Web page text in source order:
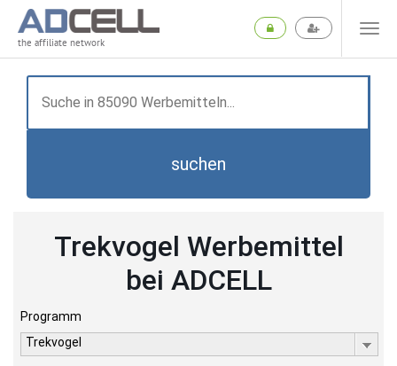
the affiliate network
suchen
Trekvogel Werbemittel
bei ADCELL
Programm
Trekvogel